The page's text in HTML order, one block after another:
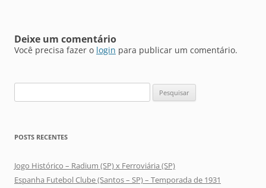
Deixe um comentário
Você precisa fazer o login para publicar um comentário.
por:
POSTS RECENTES
Jogo Histórico – Radium (SP) x Ferroviária (SP)
Espanha Futebol Clube (Santos – SP) – Temporada de 1931